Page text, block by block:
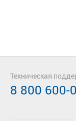
Техническая
8 800 600-